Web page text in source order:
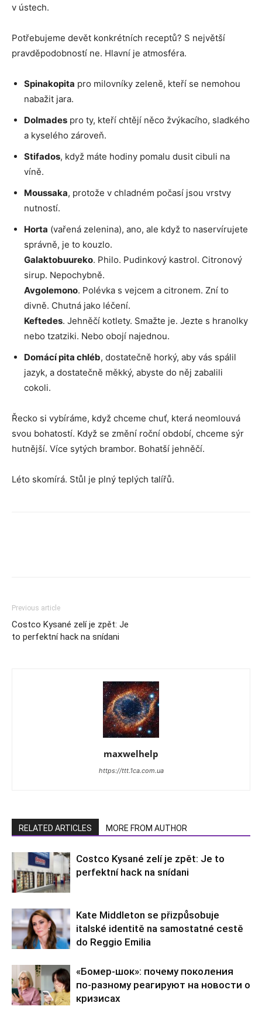
v ústech.
Potřebujeme devět konkrétních receptů? S největší
pravděpodobností ne. Hlavní je atmosféra.
Spinakopita pro milovníky zeleně, kteří se nemohou
nabažit jara.
Dolmades pro ty, kteří chtějí něco žvýkacího, sladkého
a kyselého zároveň.
Stifados, když máte hodiny pomalu dusit cibuli na
víně.
Moussaka, protože v chladném počasí jsou vrstvy
nutností.
Horta (vařená zelenina), ano, ale když to naservírujete
správně, je to kouzlo.
Galaktobuureko. Philo. Pudinkový kastrol. Citronový
sirup. Nepochybně.
Avgolemono. Polévka s vejcem a citronem. Zní to
divně. Chutná jako léčení.
Keftedes. Jehněčí kotlety. Smažte je. Jezte s hranolky
nebo tzatziki. Nebo obojí najednou.
Domácí pita chléb, dostatečně horký, aby vás spálil
jazyk, a dostatečně měkký, abyste do něj zabalili
cokoli.
Řecko si vybíráme, když chceme chuť, která neomlouvá
svou bohatostí. Když se změní roční období, chceme sýr
hutnější. Více sytých brambor. Bohatší jehněčí.
Léto skomírá. Stůl je plný teplých talířů.
Previous article
Costco Kysané zelí je zpět: Je
to perfektní hack na snídani
maxwelhelp
https://ttt.1ca.com.ua
RELATED ARTICLES MORE FROM AUTHOR
Costco Kysané zelí je zpět: Je to
perfektní hack na snídani
Kate Middleton se přizpůsobuje
italské identitě na samostatné cestě
do Reggio Emilia
«Бомер-шок»: почему поколения
по-разному реагируют на новости о
кризисах